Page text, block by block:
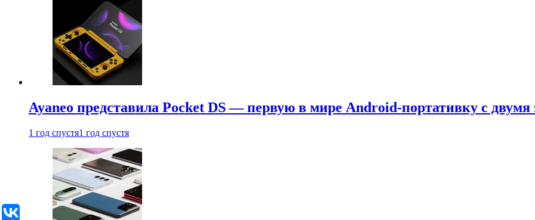
Ayaneo представила Pocket DS — первую в мире Android-портативку с двумя
1 год спустя1 год спустя